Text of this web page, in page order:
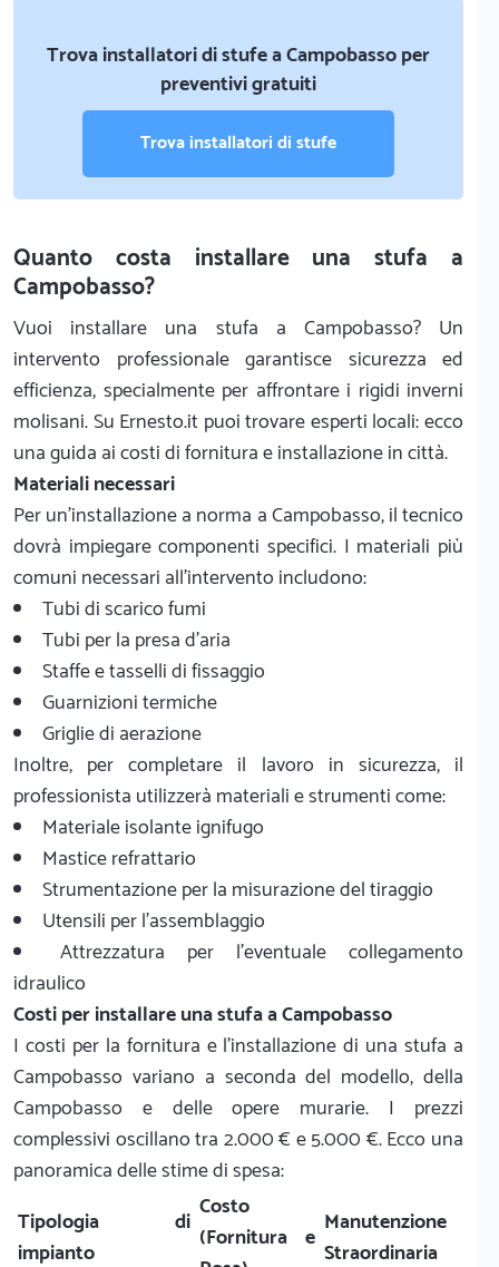
Trova installatori di stufe a Campobasso per
preventivi gratuiti
Trova installatori di stufe
Quanto costa installare una stufa a
Campobasso?
Vuoi installare una stufa a Campobasso? Un
intervento professionale garantisce sicurezza ed
efficienza, specialmente per affrontare i rigidi inverni
molisani. Su Ernesto.it puoi trovare esperti locali: ecco
una guida ai costi di fornitura e installazione in città.
Materiali necessari
Per un'installazione a norma a Campobasso, il tecnico
dovrà impiegare componenti specifici. I materiali più
comuni necessari all'intervento includono:
Tubi di scarico fumi
Tubi per la presa d'aria
Staffe e tasselli di fissaggio
Guarnizioni termiche
Griglie di aerazione
Inoltre, per completare il lavoro in sicurezza, il
professionista utilizzerà materiali e strumenti come:
Materiale isolante ignifugo
Mastice refrattario
Strumentazione per la misurazione del tiraggio
Utensili per l'assemblaggio
Attrezzatura per l'eventuale collegamento
idraulico
Costi per installare una stufa a Campobasso
I costi per la fornitura e l'installazione di una stufa a
Campobasso variano a seconda del modello, della
Campobasso e delle opere murarie. I prezzi
complessivi oscillano tra 2.000 € e 5.000 €. Ecco una
panoramica delle stime di spesa:
Tipologia di
impianto
Costo
(Fornitura e Manutenzione
Straordinaria